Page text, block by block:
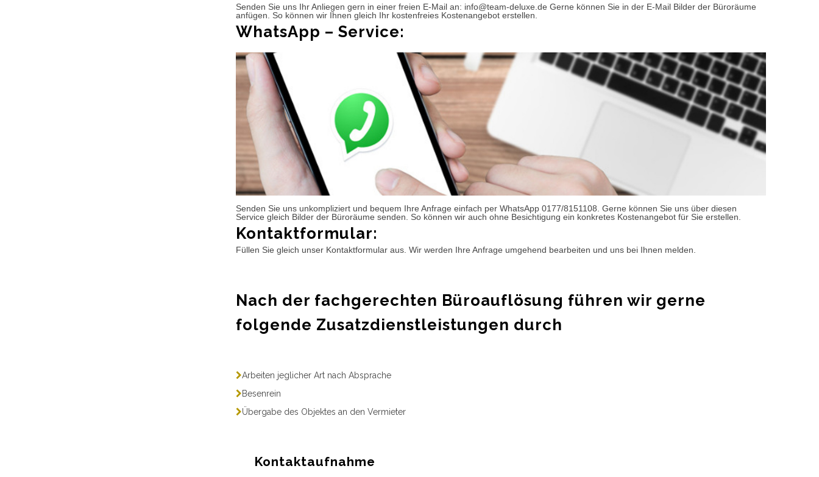
Senden Sie uns Ihr Anliegen gern in einer freien E-Mail an: info@team-deluxe.de Gerne können Sie in der E-Mail Bilder der Büroräume
anfügen. So können wir Ihnen gleich Ihr kostenfreies Kostenangebot erstellen.
WhatsApp – Service:
Senden Sie uns unkompliziert und bequem Ihre Anfrage einfach per WhatsApp 0177/8151108. Gerne können Sie uns über diesen
Service gleich Bilder der Büroräume senden. So können wir auch ohne Besichtigung ein konkretes Kostenangebot für Sie erstellen.
Kontaktformular:
Füllen Sie gleich unser Kontaktformular aus. Wir werden Ihre Anfrage umgehend bearbeiten und uns bei Ihnen melden.
Nach der fachgerechten Büroauflösung führen wir gerne
folgende Zusatzdienstleistungen durch
Arbeiten jeglicher Art nach Absprache
Besenrein
Übergabe des Objektes an den Vermieter
Kontaktaufnahme